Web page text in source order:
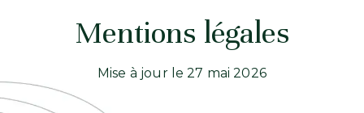
Mentions légales
Mise à jour le 27 mai 2026